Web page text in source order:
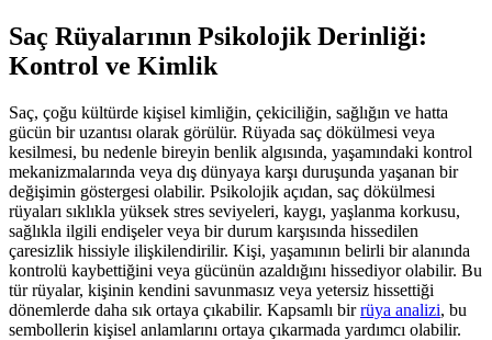
Saç Rüyalarının Psikolojik Derinliği:
Kontrol ve Kimlik
Saç, çoğu kültürde kişisel kimliğin, çekiciliğin, sağlığın ve hatta
gücün bir uzantısı olarak görülür. Rüyada saç dökülmesi veya
kesilmesi, bu nedenle bireyin benlik algısında, yaşamındaki kontrol
mekanizmalarında veya dış dünyaya karşı duruşunda yaşanan bir
değişimin göstergesi olabilir. Psikolojik açıdan, saç dökülmesi
rüyaları sıklıkla yüksek stres seviyeleri, kaygı, yaşlanma korkusu,
sağlıkla ilgili endişeler veya bir durum karşısında hissedilen
çaresizlik hissiyle ilişkilendirilir. Kişi, yaşamının belirli bir alanında
kontrolü kaybettiğini veya gücünün azaldığını hissediyor olabilir. Bu
tür rüyalar, kişinin kendini savunmasız veya yetersiz hissettiği
dönemlerde daha sık ortaya çıkabilir. Kapsamlı birrüya analizi, bu
sembollerin kişisel anlamlarını ortaya çıkarmada yardımcı olabilir.